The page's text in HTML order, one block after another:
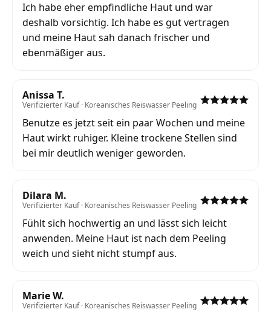
Ich habe eher empfindliche Haut und war
deshalb vorsichtig. Ich habe es gut vertragen
und meine Haut sah danach frischer und
ebenmäßiger aus.
Anissa T.
Verifizierter Kauf · Koreanisches Reiswasser Peeling
Benutze es jetzt seit ein paar Wochen und meine
Haut wirkt ruhiger. Kleine trockene Stellen sind
bei mir deutlich weniger geworden.
Dilara M.
Verifizierter Kauf · Koreanisches Reiswasser Peeling
Fühlt sich hochwertig an und lässt sich leicht
anwenden. Meine Haut ist nach dem Peeling
weich und sieht nicht stumpf aus.
Marie W.
Verifizierter Kauf · Koreanisches Reiswasser Peeling